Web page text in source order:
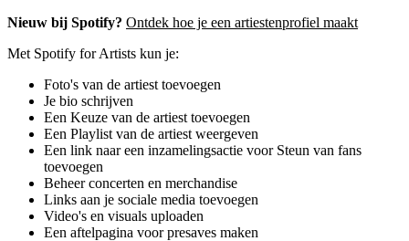
Nieuw bij Spotify? Ontdek hoe je een artiestenprofiel maakt
Met Spotify for Artists kun je:
Foto's van de artiest toevoegen
Je bio schrijven
Een Keuze van de artiest toevoegen
Een Playlist van de artiest weergeven
Een link naar een inzamelingsactie voor Steun van fans
toevoegen
Beheer concerten en merchandise
Links aan je sociale media toevoegen
Video's en visuals uploaden
Een aftelpagina voor presaves maken